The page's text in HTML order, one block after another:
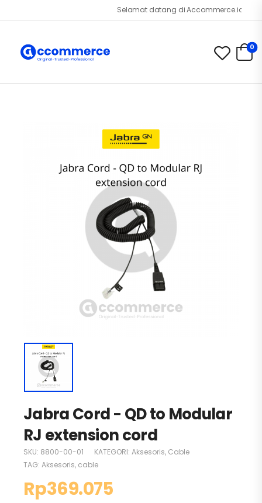
Selamat datang di Accommerce.id!
0
Jabra Cord - QD to Modular
RJ extension cord
SKU: 8800-00-01 KATEGORI: Aksesoris, Cable
TAG: Aksesoris, cable
Rp369.075